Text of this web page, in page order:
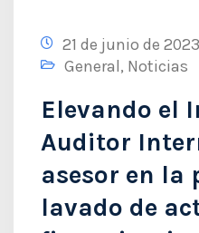
21 de junio de 2023
General, Noticias
Elevando el
Auditor
asesor en la
lavado de